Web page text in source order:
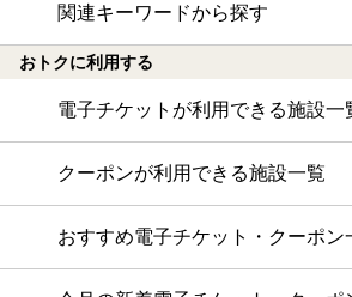
関連キーワードから探す
おトクに利用する
電子チケットが利用できる施設一
クーポンが利用できる施設一覧
おすすめ電子チケット・クーポン